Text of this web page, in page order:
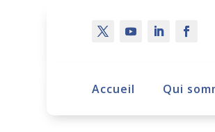
Accueil Qui